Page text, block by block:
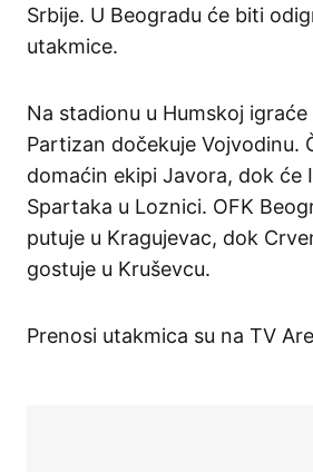
Srbije. U Beogradu će biti
utakmice.
Na stadionu u Humskoj
Partizan dočekuje Vojvodinu.
domaćin ekipi Javora, dok će
Spartaka u Loznici. OFK
putuje u Kragujevac, dok
gostuje u Kruševcu.
Prenosi utakmica su na TV